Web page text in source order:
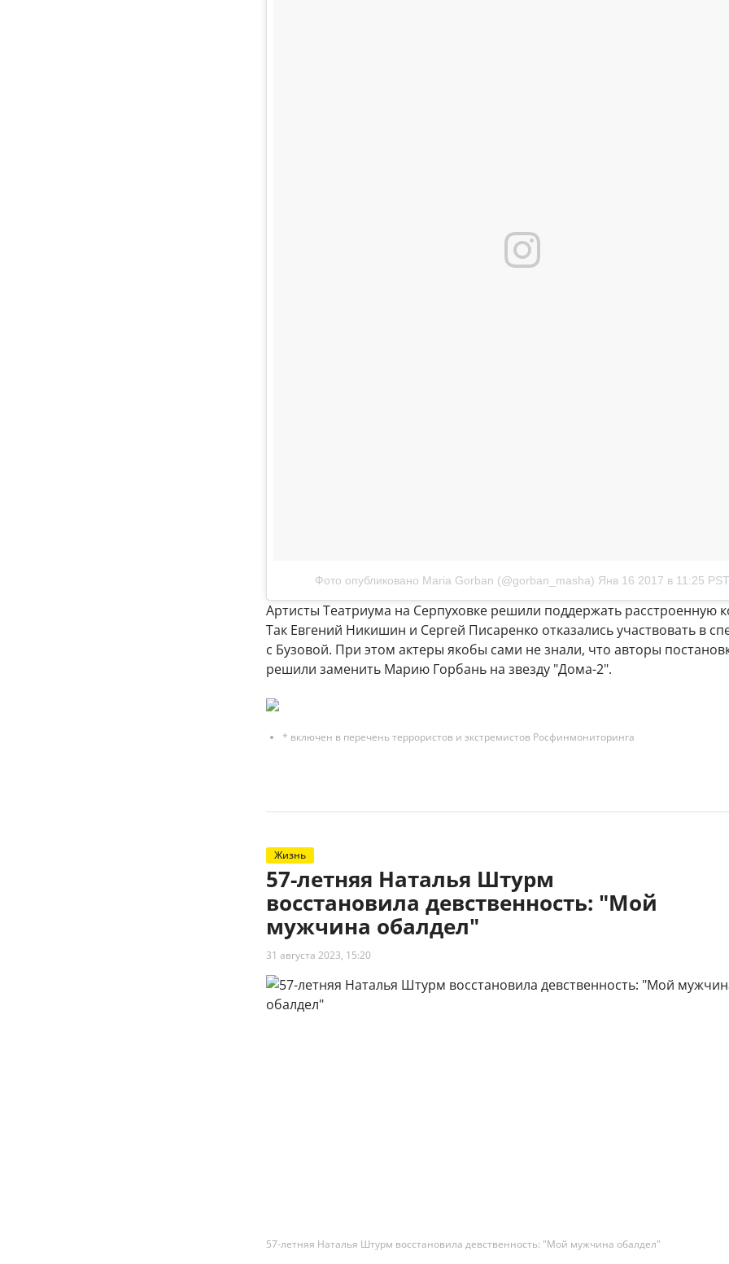
Фото опубликовано Maria Gorban (@gorban_masha) Янв 16 2017 в 11:25 PST
Артисты Театриума на Серпуховке решили поддержать расстроенную
Так Евгений Никишин и Сергей Писаренко отказались участвовать в
с Бузовой. При этом актеры якобы сами не знали, что авторы
решили заменить Марию Горбань на звезду "Дома-2".
* включен в перечень террористов и экстремистов Росфинмониторинга
Жизнь
57-летняя Наталья Штурм
восстановила девственность: "Мой
мужчина обалдел"
31 августа 2023, 15:20
57-летняя Наталья Штурм восстановила девственность: "Мой мужчина обалдел"